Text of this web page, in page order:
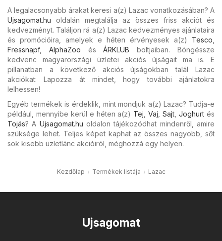
A legalacsonyabb árakat keresi a(z) Lazac vonatkozásában? A
Ujsagomat.hu oldalán megtalálja az összes friss akciót és
kedvezményt. Találjon rá a(z) Lazac kedvezményes ajánlataira
és promócióira, amelyek e héten érvényesek a(z) Tesco
Fressnapf, AlphaZoo ésÁRKLUB boltjaiban. Böngéssze
kedvenc magyarországi üzletei akciós újságait ma is. E
pillanatban a következő akciós újságokban talál Lazac
akciókat: Lapozza át mindet, hogy további ajánlatokra
lelhessen!
Egyéb termékek is érdeklik, mint mondjuk a(z) Lazac? Tudja-e
például, mennyibe kerül e héten a(z) Tej ,Vaj ,Sajt ,Joghurt és
Tojás? A Ujsagomat.hu oldalon tájékozódhat mindenről, amire
szüksége lehet. Teljes képet kaphat az összes nagyobb, sőt
sok kisebb üzletlánc akcióiról, méghozzá egy helyen.
Kezdőlap Termékek listája Lazac
Ujsagomat